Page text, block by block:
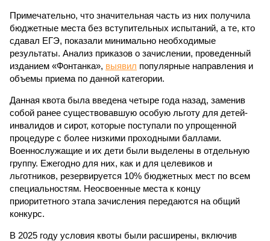
Примечательно, что значительная часть из них получила
бюджетные места без вступительных испытаний, а те, кто
сдавал ЕГЭ, показали минимально необходимые
результаты. Анализ приказов о зачислении, проведенный
изданием «Фонтанка», выявил популярные направления и
объемы приема по данной категории.
Данная квота была введена четыре года назад, заменив
собой ранее существовавшую особую льготу для детей-
инвалидов и сирот, которые поступали по упрощенной
процедуре с более низкими проходными баллами.
Военнослужащие и их дети были выделены в отдельную
группу. Ежегодно для них, как и для целевиков и
льготников, резервируется 10% бюджетных мест по всем
специальностям. Неосвоенные места к концу
приоритетного этапа зачисления передаются на общий
конкурс.
В 2025 году условия квоты были расширены, включив